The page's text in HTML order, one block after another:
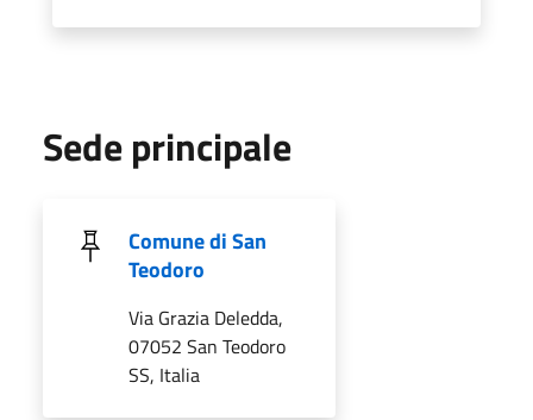
Sede principale
Comune di San
Teodoro
Via Grazia Deledda,
07052 San Teodoro
SS, Italia